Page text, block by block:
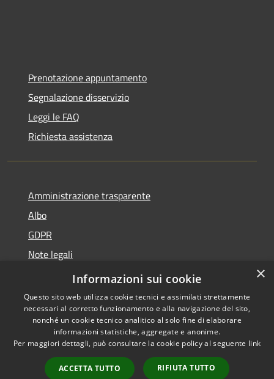
Prenotazione appuntamento
Segnalazione disservizio
Leggi le FAQ
Richiesta assistenza
Amministrazione trasparente
Albo
GDPR
Note legali
Dichiarazione di accessibilità
Accessibilità
Copyright © 2026 • Comune di
Cattolica • Powered by
Municipium•
Accesso
×
Informazioni sui cookie
Questo sito web utilizza cookie tecnici e assimilati strettamente
necessari al corretto funzionamento e alla navigazione del sito,
nonché un cookie tecnico analitico al solo fine di elaborare
informazioni statistiche, aggregate e anonime.
Per maggiori dettagli, può consultare la cookie policy al seguente link
ACCETTA TUTTO RIFIUTA TUTTO